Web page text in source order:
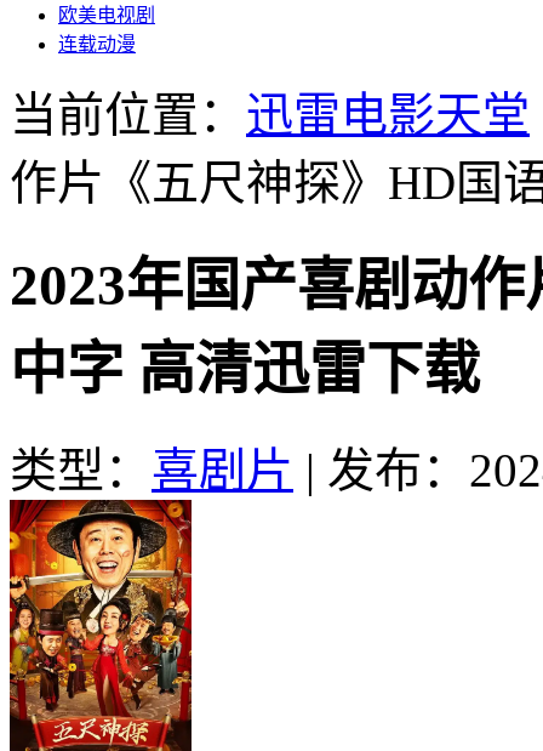
欧美电视剧
连载动漫
当前位置： 迅雷电影天堂
作片《五尺神探》HD国
2023年国产喜剧动
中字 高清迅雷下载
类型： 喜剧片 | 发布：